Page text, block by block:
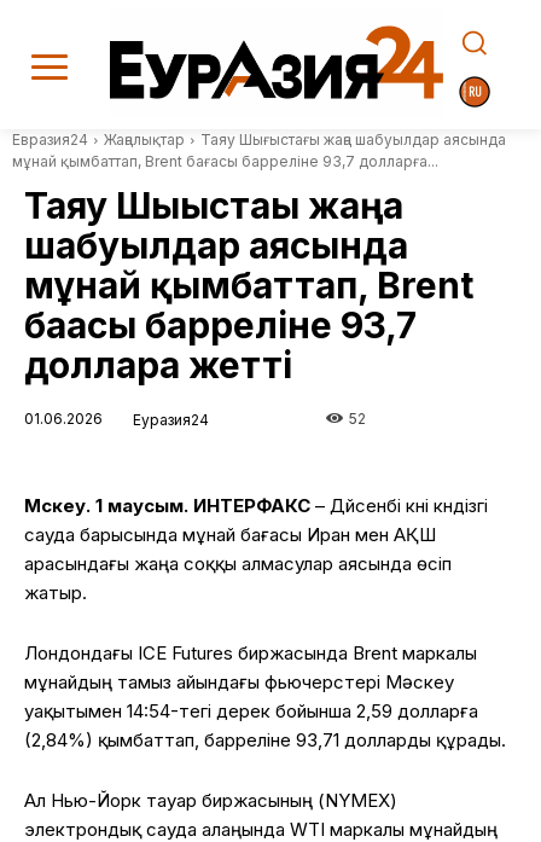
Евразия24 Жаңалықтар
Таяу Шығыстағы жаңа шабуылдар аясында
мұнай қымбаттап, Brent бағасы барреліне 93,7 долларға...
Таяу Шығыстағы жаңа
шабуылдар аясында
мұнай қымбаттап, Brent
бағасы барреліне 93,7
долларға жетті
01.06.2026 Еуразия24 52
Мәскеу. 1 маусым. ИНТЕРФАКС – Дүйсенбі күні күндізгі
сауда барысында мұнай бағасы Иран мен АҚШ
арасындағы жаңа соққы алмасулар аясында өсіп
жатыр.
Лондондағы ICE Futures биржасында Brent маркалы
мұнайдың тамыз айындағы фьючерстері Мәскеу
уақытымен 14:54-тегі дерек бойынша 2,59 долларға
(2,84%) қымбаттап, барреліне 93,71 долларды құрады.
Ал Нью-Йорк тауар биржасының (NYMEX)
электрондық сауда алаңында WTI маркалы мұнайдың